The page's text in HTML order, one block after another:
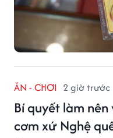
ĂN - CHƠI 2 giờ trước
Bí quyết làm
cơm xứ Nghệ